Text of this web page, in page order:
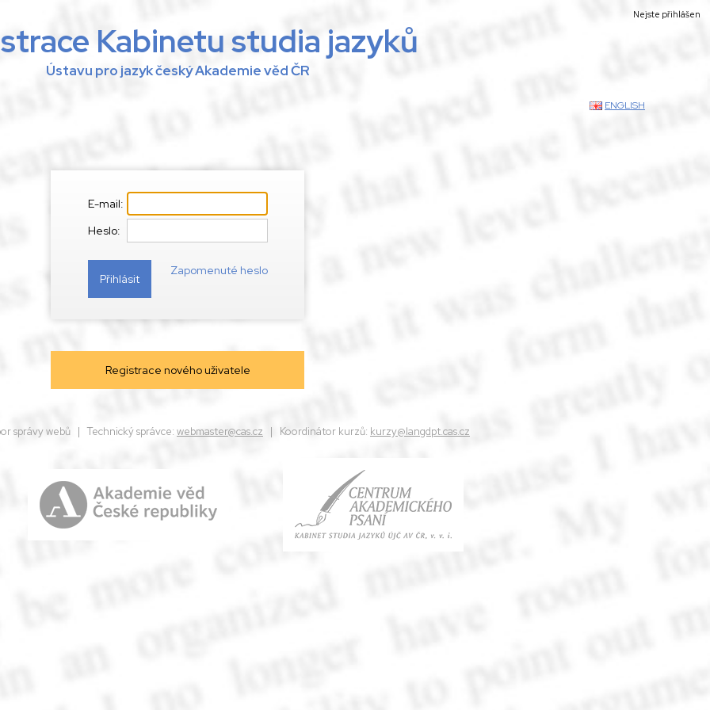
Kabinetu studia jazyků
Ústavu pro jazyk český Akademie věd ČR
Nejste přihlášen
ENGLISH
E-mail:
Heslo:
Zapomenuté heslo
správy webů | Technický správce: webmaster@cas.cz | Koordinátor kurzů: kurzy@langdpt.cas.cz